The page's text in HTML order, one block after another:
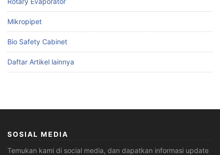
Mikropipet
Bio Safety Cabinet
Daftar Artikel lainnya
SOSIAL MEDIA
Temukan kami di social media, dan dapatkan informasi update